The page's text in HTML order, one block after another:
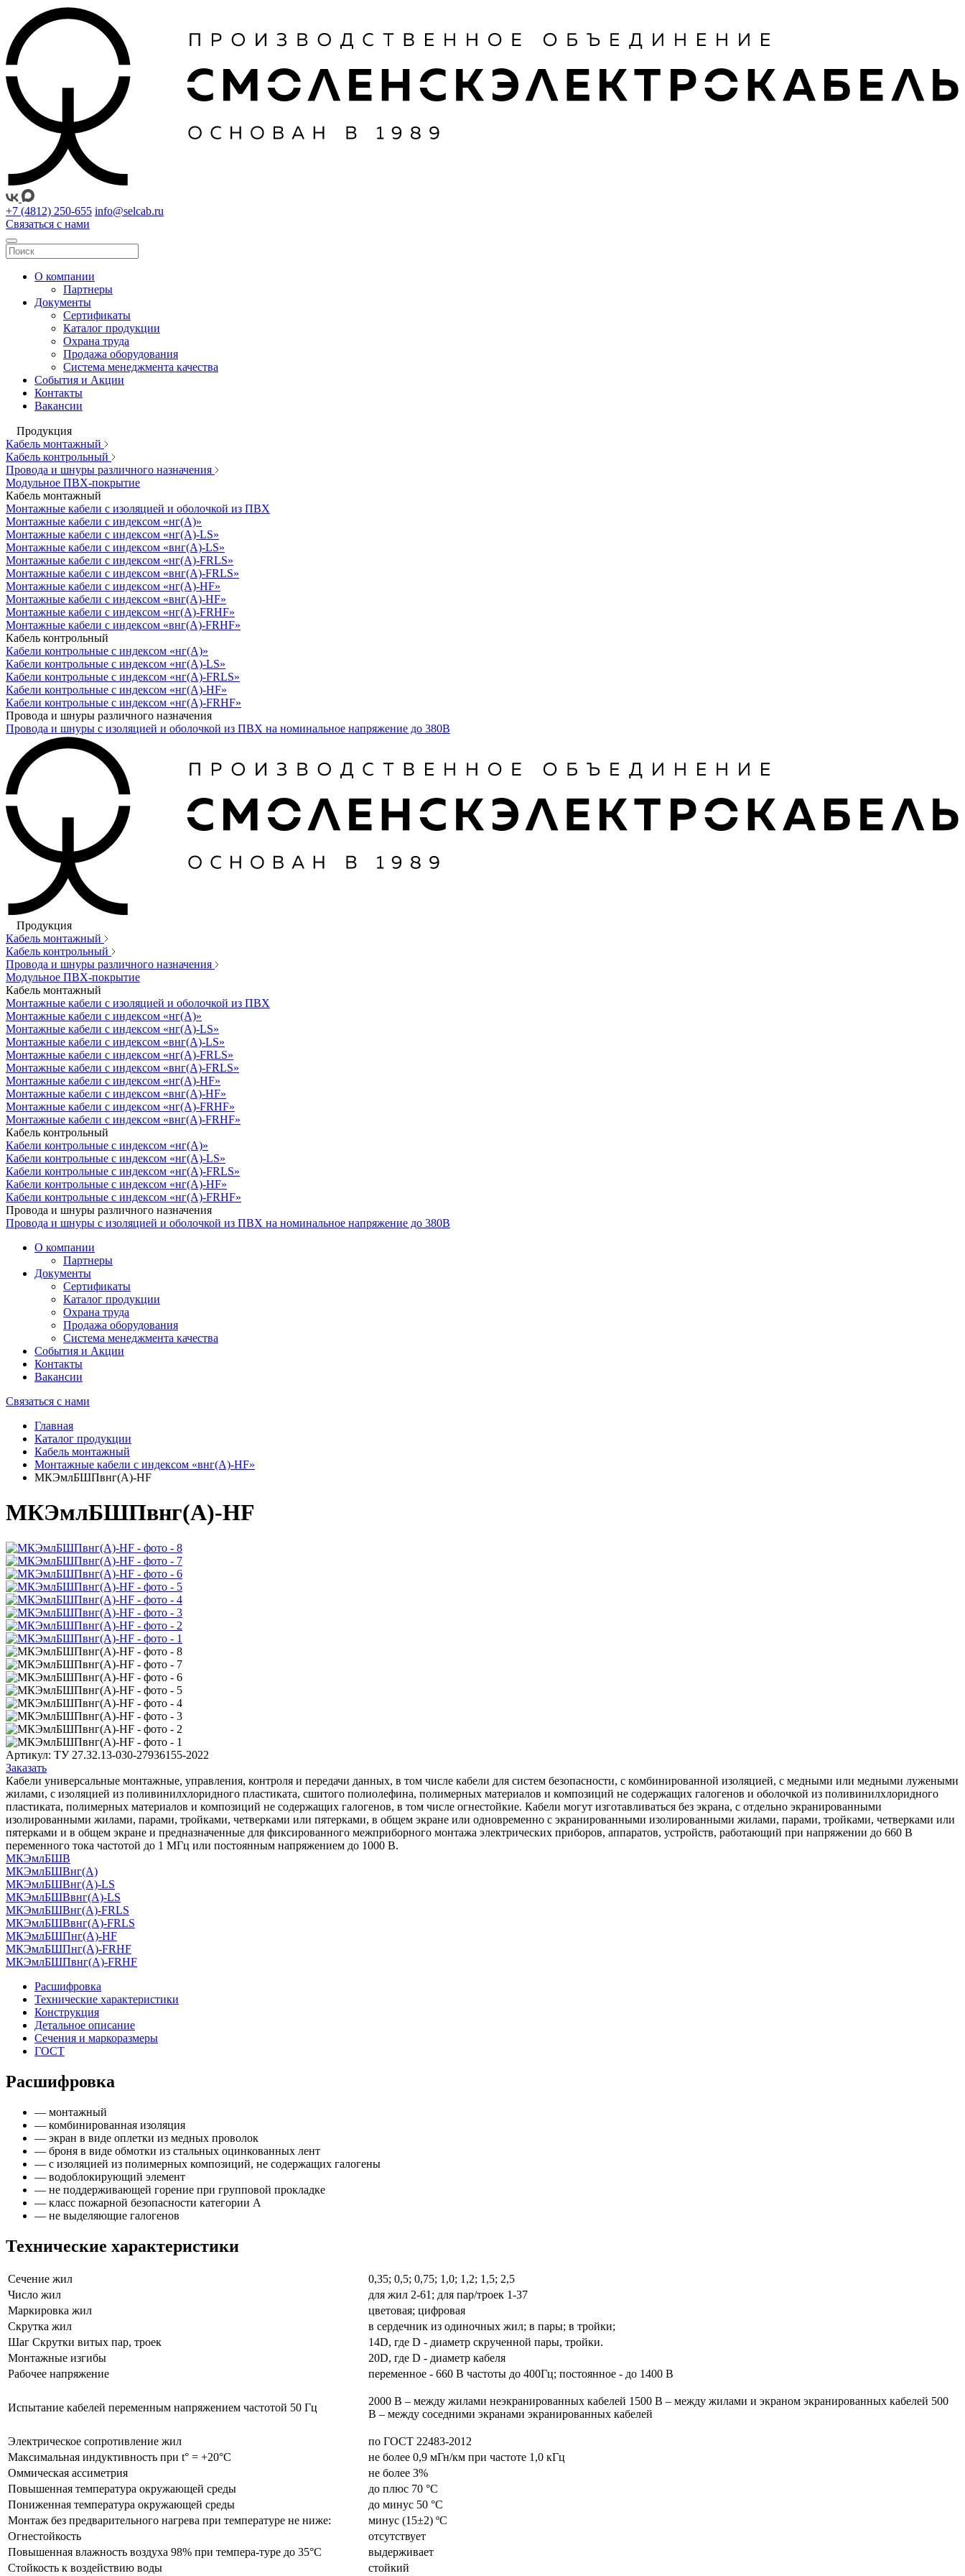
+7 (4812) 250-655 info@selcab.ru
Связаться с нами
О компании
Партнеры
Документы
Сертификаты
Каталог продукции
Охрана труда
Продажа оборудования
Система менеджмента качества
События и Акции
Контакты
Вакансии
Продукция
Кабель монтажный
Кабель контрольный
Провода и шнуры различного назначения
Модульное ПВХ-покрытие
Кабель монтажный
Монтажные кабели с изоляцией и оболочкой из ПВХ
Монтажные кабели с индексом «нг(А)»
Монтажные кабели с индексом «нг(А)-LS»
Монтажные кабели с индексом «внг(А)-LS»
Монтажные кабели с индексом «нг(А)-FRLS»
Монтажные кабели с индексом «внг(А)-FRLS»
Монтажные кабели с индексом «нг(А)-HF»
Монтажные кабели с индексом «внг(А)-HF»
Монтажные кабели с индексом «нг(А)-FRHF»
Монтажные кабели с индексом «внг(А)-FRHF»
Кабель контрольный
Кабели контрольные с индексом «нг(А)»
Кабели контрольные с индексом «нг(А)-LS»
Кабели контрольные с индексом «нг(А)-FRLS»
Кабели контрольные с индексом «нг(А)-HF»
Кабели контрольные с индексом «нг(А)-FRHF»
Провода и шнуры различного назначения
Провода и шнуры с изоляцией и оболочкой из ПВХ на номинальное напряжение до 380В
Продукция
Кабель монтажный
Кабель контрольный
Провода и шнуры различного назначения
Модульное ПВХ-покрытие
Кабель монтажный
Монтажные кабели с изоляцией и оболочкой из ПВХ
Монтажные кабели с индексом «нг(А)»
Монтажные кабели с индексом «нг(А)-LS»
Монтажные кабели с индексом «внг(А)-LS»
Монтажные кабели с индексом «нг(А)-FRLS»
Монтажные кабели с индексом «внг(А)-FRLS»
Монтажные кабели с индексом «нг(А)-HF»
Монтажные кабели с индексом «внг(А)-HF»
Монтажные кабели с индексом «нг(А)-FRHF»
Монтажные кабели с индексом «внг(А)-FRHF»
Кабель контрольный
Кабели контрольные с индексом «нг(А)»
Кабели контрольные с индексом «нг(А)-LS»
Кабели контрольные с индексом «нг(А)-FRLS»
Кабели контрольные с индексом «нг(А)-HF»
Кабели контрольные с индексом «нг(А)-FRHF»
Провода и шнуры различного назначения
Провода и шнуры с изоляцией и оболочкой из ПВХ на номинальное напряжение до 380В
О компании
Партнеры
Документы
Сертификаты
Каталог продукции
Охрана труда
Продажа оборудования
Система менеджмента качества
События и Акции
Контакты
Вакансии
Связаться с нами
Главная
Каталог продукции
Кабель монтажный
Монтажные кабели с индексом «внг(А)-HF»
МКЭмлБШПвнг(А)-HF
МКЭмлБШПвнг(А)-HF
Артикул: ТУ 27.32.13-030-27936155-2022
Заказать
Кабели универсальные монтажные, управления, контроля и передачи данных, в том числе кабели для систем безопасности, с комбинированной изоляцией, с медными или медными лужеными
жилами, с изоляцией из поливинилхлоридного пластиката, сшитого полиолефина, полимерных материалов и композиций не содержащих галогенов и оболочкой из поливинилхлоридного
пластиката, полимерных материалов и композиций не содержащих галогенов, в том числе огнестойкие. Кабели могут изготавливаться без экрана, с отдельно экранированными
изолированными жилами, парами, тройками, четверками или пятерками, в общем экране или одновременно с экранированными изолированными жилами, парами, тройками, четверками или
пятерками и в общем экране и предназначенные для фиксированного межприборного монтажа электрических приборов, аппаратов, устройств, работающий при напряжении до 660 В
переменного тока частотой до 1 МГц или постоянным напряжением до 1000 В.
МКЭмлБШВ
МКЭмлБШВнг(А)
МКЭмлБШВнг(А)-LS
МКЭмлБШВвнг(А)-LS
МКЭмлБШВнг(А)-FRLS
МКЭмлБШВвнг(А)-FRLS
МКЭмлБШПнг(А)-HF
МКЭмлБШПнг(А)-FRHF
МКЭмлБШПвнг(А)-FRHF
Расшифровка
Технические характеристики
Конструкция
Детальное описание
Сечения и маркоразмеры
ГОСТ
Расшифровка
— монтажный
— комбинированная изоляция
— экран в виде оплетки из медных проволок
— броня в виде обмотки из стальных оцинкованных лент
— с изоляцией из полимерных композиций, не содержащих галогены
— водоблокирующий элемент
— не поддерживающей горение при групповой прокладке
— класс пожарной безопасности категории А
— не выделяющие галогенов
Технические характеристики
Сечение жил
0,35; 0,5; 0,75; 1,0; 1,2; 1,5; 2,5
Число жил
для жил 2-61; для пар/троек 1-37
Маркировка жил
цветовая; цифровая
Скрутка жил
в сердечник из одиночных жил; в пары; в тройки;
Шаг Скрутки витых пар, троек
14D, где D - диаметр скрученной пары, тройки.
Монтажные изгибы
20D, где D - диаметр кабеля
Рабочее напряжение
переменное - 660 В частоты до 400Гц; постоянное - до 1400 В
Испытание кабелей переменным напряжением частотой 50 Гц
2000 В – между жилами неэкранированных кабелей 1500 В – между жилами и экраном экранированных кабелей 500
В – между соседними экранами экранированных кабелей
Электрическое сопротивление жил
по ГОСТ 22483-2012
Максимальная индуктивность при t° = +20°C
не более 0,9 мГн/км при частоте 1,0 кГц
Оммическая ассиметрия
не более 3%
Повышенная температура окружающей среды
до плюс 70 °С
Пониженная температура окружающей среды
до минус 50 °С
Монтаж без предварительного нагрева при температуре не ниже:
минус (15±2) ºС
Огнестойкость
отсутствует
Повышенная влажность воздуха 98% при темпера-туре до 35°С
выдерживает
Стойкость к воздействию воды
стойкий